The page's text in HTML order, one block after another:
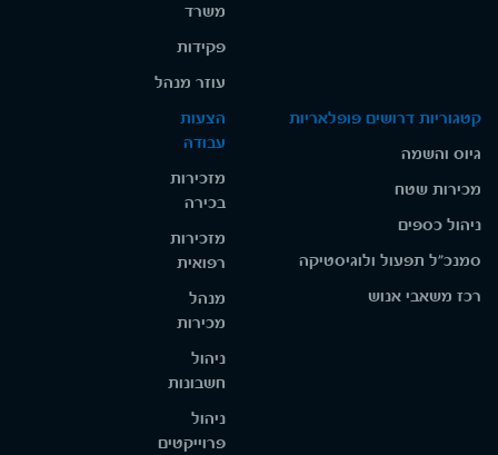
משרד
פקידות
עוזר מנהל
קטגוריות דרושים פופלאריות
גיוס והשמה
מכירות שטח
ניהול כספים
סמנכ"ל תפעול ולוגיסטיקה
רכז משאבי אנוש
הצעות
עבודה
מזכירות
בכירה
מזכירות
רפואית
מנהל
מכירות
ניהול
חשבונות
ניהול
פרוייקטים